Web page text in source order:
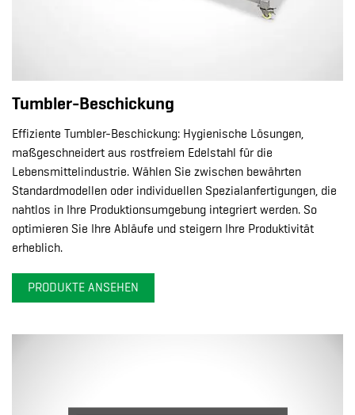
Tumbler-Beschickung
Effiziente Tumbler-Beschickung: Hygienische Lösungen,
maßgeschneidert aus rostfreiem Edelstahl für die
Lebensmittelindustrie. Wählen Sie zwischen bewährten
Standardmodellen oder individuellen Spezialanfertigungen, die
nahtlos in Ihre Produktionsumgebung integriert werden. So
optimieren Sie Ihre Abläufe und steigern Ihre Produktivität
erheblich.
PRODUKTE ANSEHEN